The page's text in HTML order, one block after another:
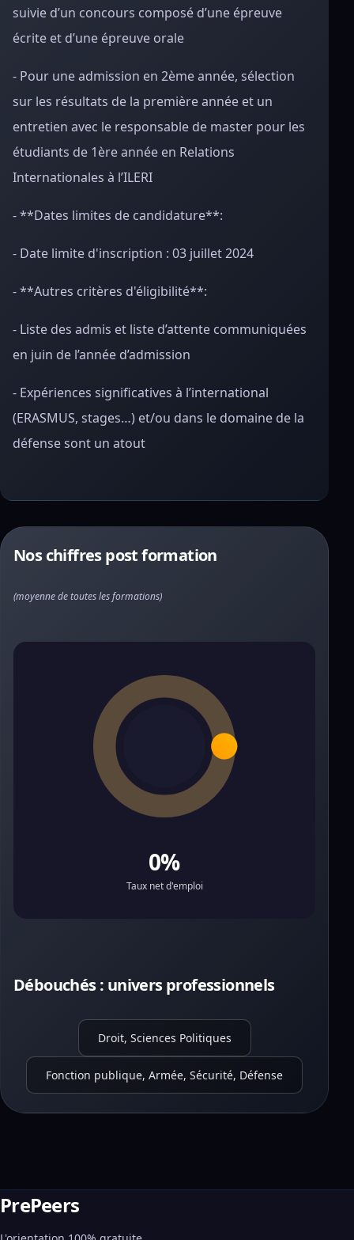
suivie d’un concours composé d’une épreuve
écrite et d’une épreuve orale
- Pour une admission en 2ème année, sélection
sur les résultats de la première année et un
entretien avec le responsable de master pour les
étudiants de 1ère année en Relations
Internationales à l’ILERI
- **Dates limites de candidature**:
- Date limite d'inscription : 03 juillet 2024
- **Autres critères d'éligibilité**:
- Liste des admis et liste d’attente communiquées
en juin de l’année d’admission
- Expériences significatives à l’international
(ERASMUS, stages…) et/ou dans le domaine de la
défense sont un atout
Nos chiffres post formation
(moyenne de toutes les formations)
0%
Taux net d'emploi
Débouchés : univers professionnels
Droit, Sciences Politiques
Fonction publique, Armée, Sécurité, Défense
PrePeers